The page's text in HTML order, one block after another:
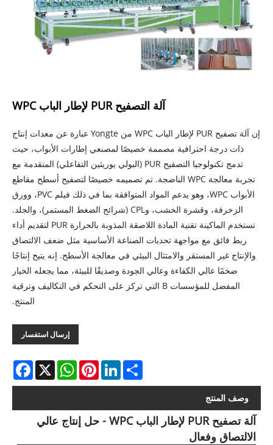
آلة التصفيح PUR لإطار الباب WPC
إن آلة تصفيح PUR لإطار الباب WPC من Yongte عبارة عن معدات إنتاج
ذات درجة احترافية مصممة خصيصًا لمصنعي إطارات الأبواب، حيث
تدمج تكنولوجيا التصفيح PUR (البولي يوريثين التفاعلي) المتقدمة مع
تجربة معالجة WPC الناضجة. تم تصميمه خصيصًا لتصفيح أسطح مقاطع
الأبواب WPC، وهو يدعم المواد المتوافقة بما في ذلك فيلم PVC، وورق
الزخرفة، وقشرة الخشب، وCPL (شرائح الضغط المستمر)، والجلد.
تستخدم الماكينة تقنية المادة اللاصقة المذوبة بالحرارة PUR لتقديم أداء
ربط فائق مع مواجهة تحديات الصناعة الأساسية مثل ضعف الالتصاق
والإنتاج غير المستقر والامتثال البيئي في معالجة الأسطح. إنه يتيح إنتاجًا
ضخمًا عالي الكفاءة وعالي الجودة وصديقًا للبيئة، مما يجعله الخيار
المفضل للمؤسسات B التي تركز على التحكم في التكاليف وترقية
المنتج.
إرسال استفسار
X
WhatsAppPinterestLinkedInShare
وصف المنتج
آلة تصفيح PUR لإطار الباب WPC - حل إنتاج عالي
الالتصاق وفعال